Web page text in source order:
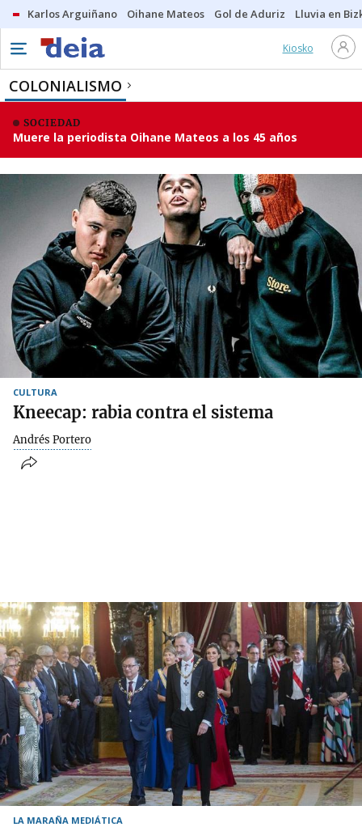
Karlos Arguiñano Oihane Mateos Gol de Aduriz Lluvia en
Kiosko
COLONIALISMO
SOCIEDAD
Muere la periodista Oihane Mateos a los 45 años
CULTURA
Kneecap: rabia contra el sistema
Andrés Portero
LA MARAÑA MEDIÁTICA